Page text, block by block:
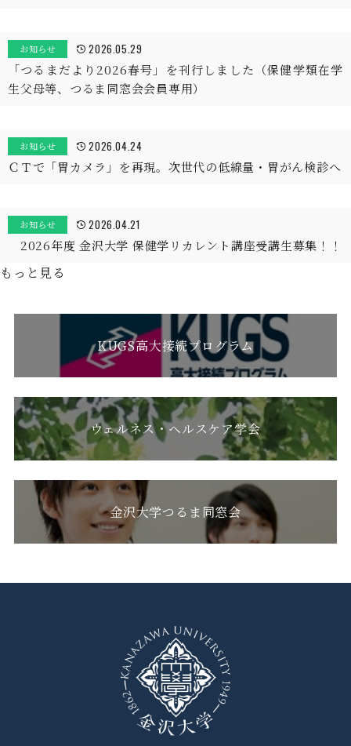
お知らせ 2026.05.29
「つるまだより2026春号」を刊行しました（保健学類在学
生父母等、つるま同窓会会員専用）
お知らせ 2026.04.24
ＣＴで「胃カメラ」を再現。次世代の低線量・胃がん検診へ
お知らせ 2026.04.21
2026年度 金沢大学 保健学リカレント講座受講生募集！！
もっと見る
KUGS高大接続プログラム
ウェルネス・ヘルスケア学会
金沢大学つるま同窓会